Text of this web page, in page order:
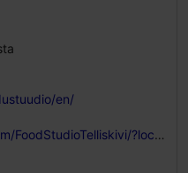
en/
https://www.facebook.com/FoodStudioTelliskivi/?locale=et_EE